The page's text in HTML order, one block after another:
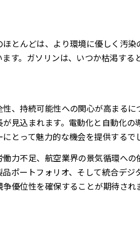
とんどは、より環境に優しく汚
す。 ガソリンは、いつか枯渇する
、持続可能性への関心が高まる
が見込まれます。電動化と自動化
とって魅力的な機会を提供するで
力不足、航空業界の景気循環へ
ポートフォリオ、そして統合デ
優位性を確保することが期待され